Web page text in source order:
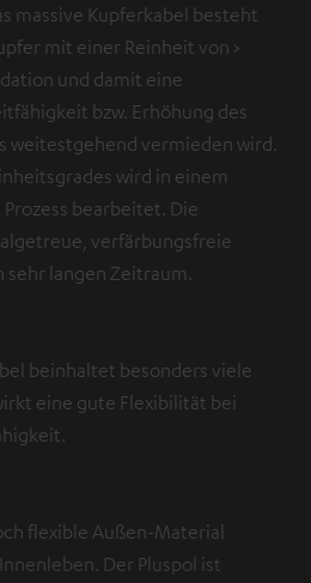
massive Kupferkabel besteht
mit einer Reinheit von >
und damit eine
bzw. Erhöhung des
weitestgehend vermieden wird.
wird in einem
bearbeitet. Die
verfärbungsfreie
sehr langen Zeitraum.
beinhaltet besonders viele
eine gute Flexibilität bei
flexible Außen-Material
Der Pluspol ist